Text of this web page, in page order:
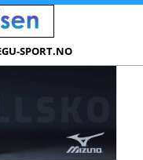
SPORT.NO